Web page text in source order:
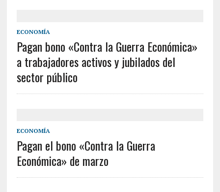
ECONOMÍA
Pagan bono «Contra la Guerra Económica»
a trabajadores activos y jubilados del
sector público
ECONOMÍA
Pagan el bono «Contra la Guerra
Económica» de marzo